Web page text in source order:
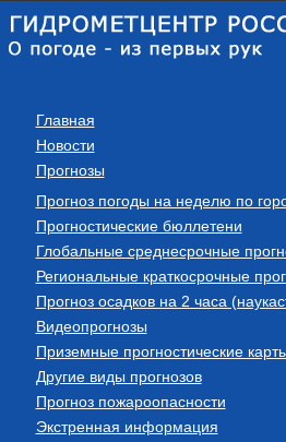
Главная
Новости
Прогнозы
Прогноз погоды на неделю по
Прогностические бюллетени
Глобальные среднесрочные
Региональные краткосрочные
Прогноз осадков на 2 часа
Видеопрогнозы
Приземные прогностические
Другие виды прогнозов
Прогноз пожароопасности
Экстренная информация